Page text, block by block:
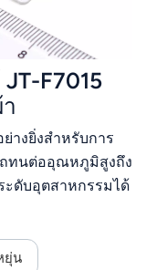
F7015
างยิ่งสำหรับการ
ทนต่ออุณหภูมิสูงถึง
ะดับอุตสาหกรรมได้
และภูมิภาค
วามน่าเชื่อถือและ
ยุ่น